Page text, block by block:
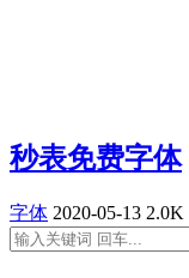
秒表免费字体
字体 2020-05-13 2.0K